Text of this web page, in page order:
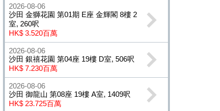
2026-08-06
沙田 金獅花園 第01期 E座 金輝閣 8樓 2
室, 260呎
HK$ 3.520百萬
2026-08-06
沙田 銀禧花園 第04座 19樓 D室, 506呎
HK$ 7.230百萬
2026-08-06
沙田 御龍山 第08座 19樓 A室, 1409呎
HK$ 23.725百萬